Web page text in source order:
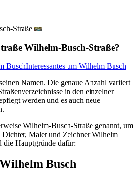
Wilhelm-Busch-Straße?
BuschInteressantes um Wilhelm Busch
Namen. Die genaue Anzahl variiert
in den einzelnen
werden und es auch neue
Wilhelm-Busch-Straße genannt, um
Dichter, Maler und Zeichner Wilhelm
die Hauptgründe dafür:
Busch